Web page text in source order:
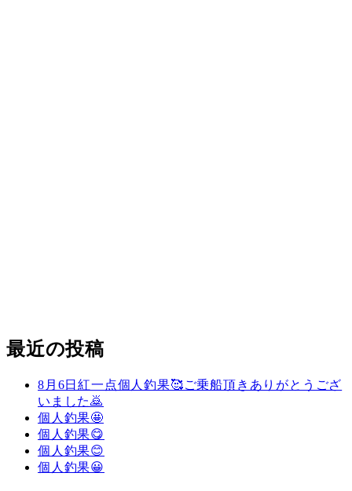
最近の投稿
8月6日紅一点個人釣果🥰ご乗船頂きありがとうござ
いました🙇
個人釣果🤩
個人釣果😋
個人釣果😊
個人釣果😀